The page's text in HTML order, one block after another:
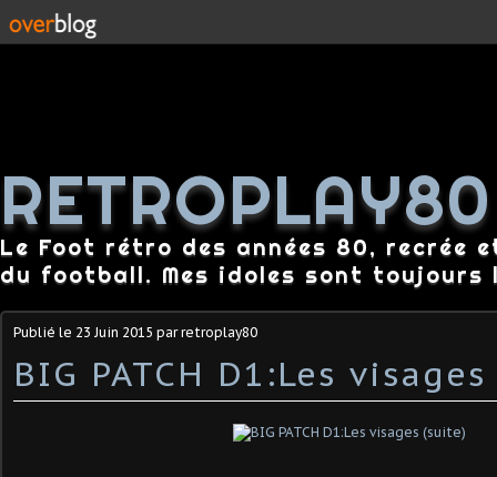
RETROPLAY80
Le Foot rétro des années 80, recrée
du football. Mes idoles sont toujours
Publié le 23 Juin 2015 par retroplay80
BIG PATCH D1:Les